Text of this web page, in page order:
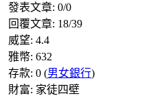
發表文章: 0/0
回覆文章: 18/39
威望: 4.4
雅幣: 632
存款: 0 (男女銀行)
財富: 家徒四壁